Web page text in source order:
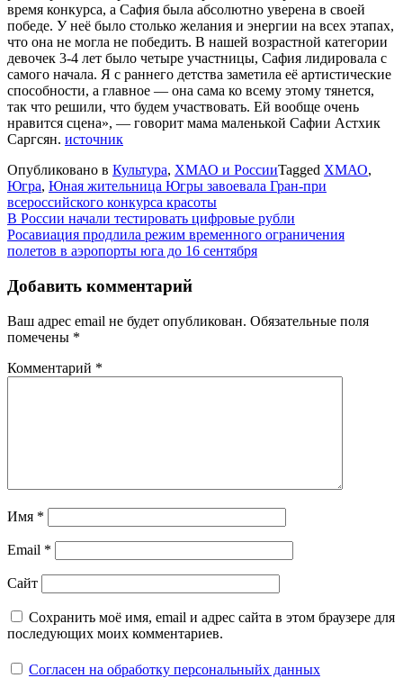
время конкурса, а Сафия была абсолютно уверена в своей
победе. У неё было столько желания и энергии на всех этапах,
что она не могла не победить. В нашей возрастной категории
девочек 3-4 лет было четыре участницы, Сафия лидировала с
самого начала. Я с раннего детства заметила её артистические
способности, а главное — она сама ко всему этому тянется,
так что решили, что будем участвовать. Ей вообще очень
нравится сцена», — говорит мама маленькой Сафии Астхик
Саргсян. источник
Опубликовано в Культура, ХМАО и РоссииTagged ХМАО,
Югра, Юная жительница Югры завоевала Гран-при
всероссийского конкурса красоты
Навигация
по
В России начали тестировать цифровые рубли
Росавиация продлила режим временного ограничения
полетов в аэропорты юга до 16 сентября
Добавить комментарий
Ваш адрес email не будет опубликован. Обязательные поля
помечены *
Комментарий *
Имя *
Email *
Сайт
Сохранить моё имя, email и адрес сайта в этом браузере для
последующих моих комментариев.
Согласен на обработку персональныйх данных